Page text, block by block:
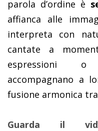
parola d’ordine è
affianca alle
interpreta con
cantate a
espressioni o
accompagnano a
fusione armonica
Guarda il